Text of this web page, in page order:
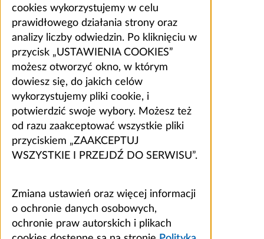
cookies wykorzystujemy w celu
prawidłowego działania strony oraz
analizy liczby odwiedzin. Po kliknięciu w
przycisk „USTAWIENIA COOKIES”
możesz otworzyć okno, w którym
dowiesz się, do jakich celów
wykorzystujemy pliki cookie, i
potwierdzić swoje wybory. Możesz też
od razu zaakceptować wszystkie pliki
przyciskiem „ZAAKCEPTUJ
WSZYSTKIE I PRZEJDŹ DO SERWISU”.
Zmiana ustawień oraz więcej informacji
o ochronie danych osobowych,
ochronie praw autorskich i plikach